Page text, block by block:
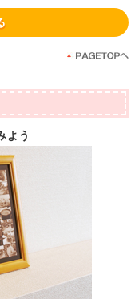
よう